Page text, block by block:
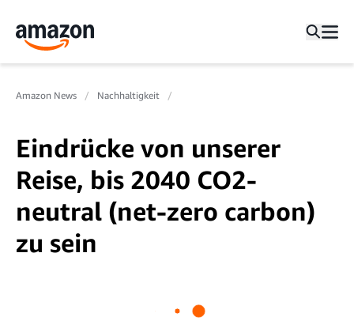
Amazon News Nachhaltigkeit
Eindrücke von unserer
Reise, bis 2040 CO2-
neutral (net-zero carbon)
zu sein